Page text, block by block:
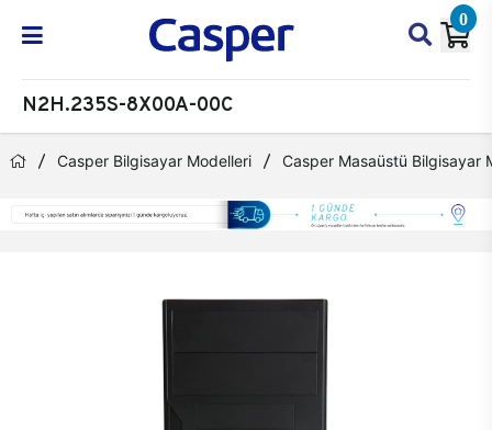
0
N2H.235S-8X00A-00C
Casper Bilgisayar Modelleri Casper Masaüstü Bilgisayar